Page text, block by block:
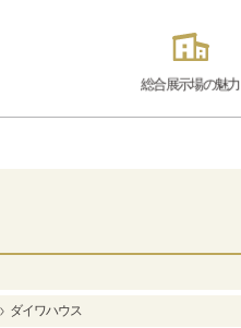
総合展示場の魅力
ダイワハウス